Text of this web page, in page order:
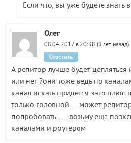
Если что, вы уже будете знать
Олег
08.04.2017 в 20:38 (9 лет назад)
А репитор лучше будет цепляться
или нет ?они тоже ведь по
канал искать придется зато плюс
только головной…..может репитор
попробовать……возьму еще
каналами и роутером
Ответить